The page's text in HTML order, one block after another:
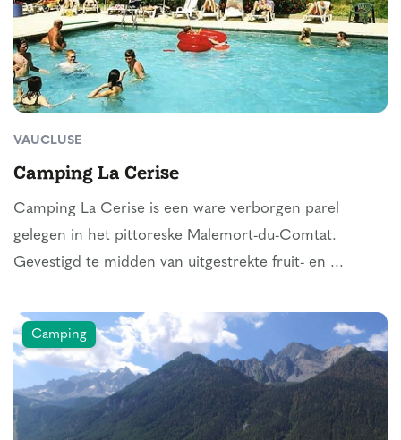
VAUCLUSE
Camping La Cerise
Camping La Cerise is een ware verborgen parel
gelegen in het pittoreske Malemort-du-Comtat.
Gevestigd te midden van uitgestrekte fruit- en ...
Camping